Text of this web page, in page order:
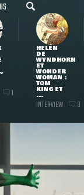
1
HELEN
DE
WYNDHORN
ET
WONDER
WOMAN :
TOM
KING ET
...
INTERVIEW 3